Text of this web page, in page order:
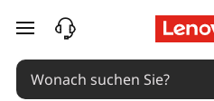
zum Hauptinhalt springen